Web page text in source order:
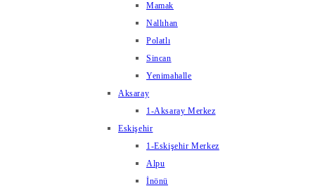
Mamak
Nallıhan
Polatlı
Sincan
Yenimahalle
Aksaray
1-Aksaray Merkez
Eskişehir
1-Eskişehir Merkez
Alpu
İnönü